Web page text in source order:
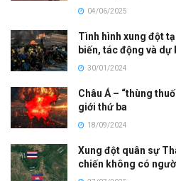
04/06/2025
Tình hình xung đột
biến, tác động và dự
30/01/2024
Châu Á – “thùng
giới thứ ba
18/09/2024
Xung đột quân sự
chiến không có